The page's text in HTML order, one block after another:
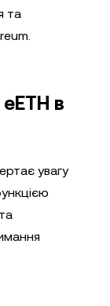
та
в
увагу